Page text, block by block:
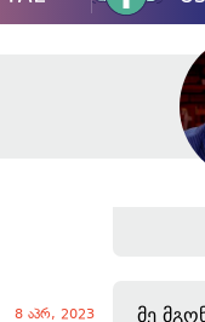
8 აპრ, 2023
მე